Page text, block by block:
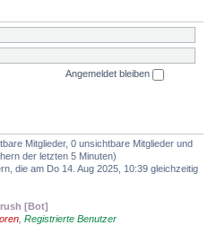
e
Angemeldet bleiben
Mitglieder, 0 unsichtbare Mitglieder und
der letzten 5 Minuten)
die am Do 14. Aug 2025, 10:39 gleichzeitig
[Bot]
Registrierte Benutzer